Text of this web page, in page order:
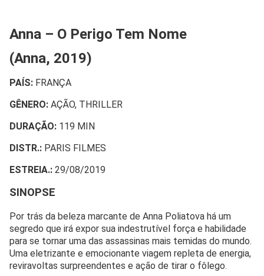
Anna – O Perigo Tem Nome
(Anna, 2019)
PAÍS: FRANÇA
GÊNERO: AÇÃO, THRILLER
DURAÇÃO: 119 MIN
DISTR.: PARIS FILMES
ESTREIA.: 29/08/2019
SINOPSE
Por trás da beleza marcante de Anna Poliatova há um
segredo que irá expor sua indestrutível força e habilidade
para se tornar uma das assassinas mais temidas do mundo.
Uma eletrizante e emocionante viagem repleta de energia,
reviravoltas surpreendentes e ação de tirar o fôlego.